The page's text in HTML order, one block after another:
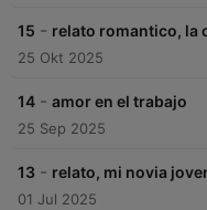
15 - relato romantico, la
25 Okt 2025
14 - amor en el trabajo
25 Sep 2025
13 - relato, mi novia
01 Jul 2025